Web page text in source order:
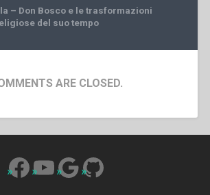
– Don Bosco e le trasformazioni
del suo tempo
ARE CLOSED.
Facebook
YouTube
Google
GitHub